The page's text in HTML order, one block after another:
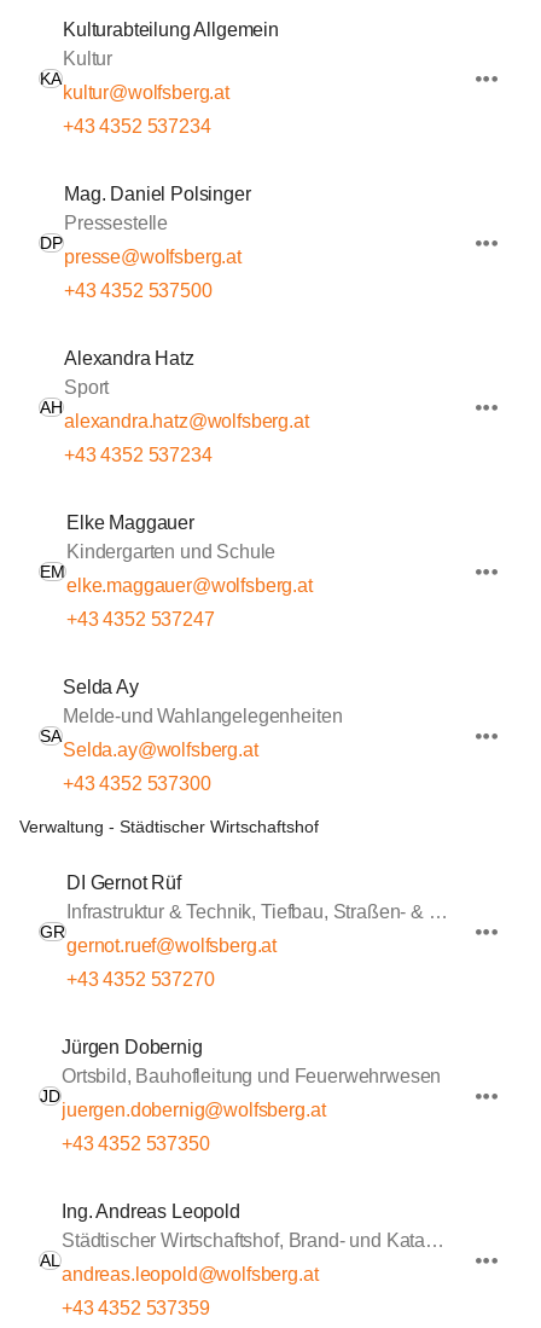
KA
Kulturabteilung Allgemein
Kultur
kultur@wolfsberg.at
+43 4352 537234
DP
Mag. Daniel Polsinger
Pressestelle
presse@wolfsberg.at
+43 4352 537500
AH
Alexandra Hatz
Sport
alexandra.hatz@wolfsberg.at
+43 4352 537234
EM
Elke Maggauer
Kindergarten und Schule
elke.maggauer@wolfsberg.at
+43 4352 537247
SA
Selda Ay
Melde-und Wahlangelegenheiten
Selda.ay@wolfsberg.at
+43 4352 537300
Verwaltung - Städtischer Wirtschaftshof
GR
DI Gernot Rüf
Infrastruktur & Technik, Tiefbau, Straßen- & Wasserbau
gernot.ruef@wolfsberg.at
+43 4352 537270
JD
Jürgen Dobernig
Ortsbild, Bauhofleitung und Feuerwehrwesen
juergen.dobernig@wolfsberg.at
+43 4352 537350
AL
Ing. Andreas Leopold
Städtischer Wirtschaftshof, Brand- und Katastrophenschutz, Sportstätten
andreas.leopold@wolfsberg.at
+43 4352 537359